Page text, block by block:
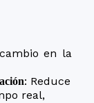
en la
: Reduce
real,